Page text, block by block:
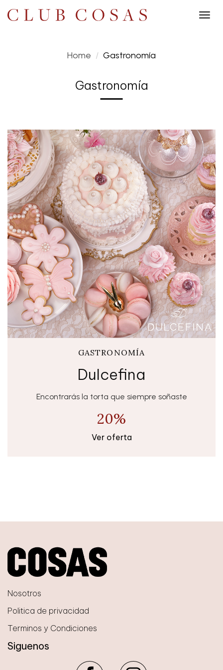
Home Gastronomía
Gastronomía
GASTRONOMÍA
Dulcefina
Encontrarás la torta que siempre soñaste
20%
Ver oferta
Nosotros
Politica de privacidad
Terminos y Condiciones
Siguenos